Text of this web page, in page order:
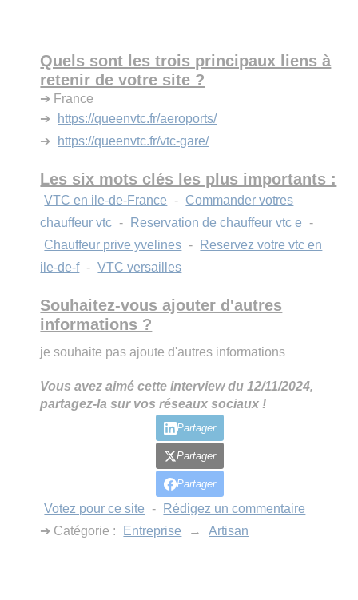
Quels sont les trois principaux liens à
retenir de votre site ?
➔ France
➔
https://queenvtc.fr/aeroports/
➔
https://queenvtc.fr/vtc-gare/
Les six mots clés les plus importants :
VTC en ile-de-France - Commander votres
chauffeur vtc - Reservation de chauffeur vtc e -
Chauffeur prive yvelines -
Reservez votre vtc en
ile-de-f - VTC versailles
Souhaitez-vous ajouter d'autres
informations ?
je souhaite pas ajoute d'autres informations
Vous avez aimé cette interview du 12/11/2024,
partagez-la sur vos réseaux sociaux !
Partager
Partager
Partager
Votez pour ce site -
Rédigez un commentaire
➔ Catégorie :
Entreprise → Artisan